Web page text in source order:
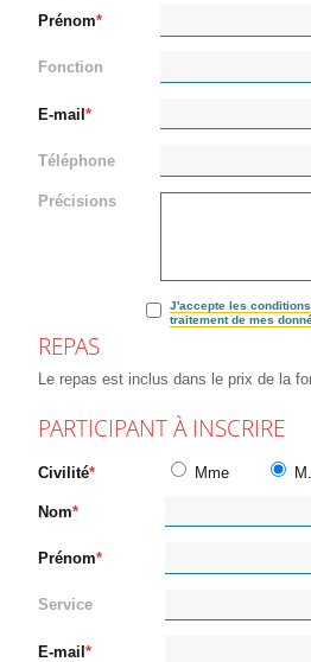
Prénom
Fonction
E-mail
Téléphone
Précisions
J'accepte les
traitement de mes
REPAS
Le repas est inclus dans le prix de la
PARTICIPANT À INSCRIRE
Civilité Mme M.
Nom
Prénom
Service
E-mail